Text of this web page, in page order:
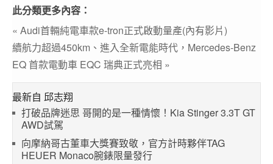
此分類更多內容：
« Audi首輛純電車款e-tron正式啟動量產(內有影片)
續航力超過450km、進入全新電能時代，Mercedes-Benz
EQ 首款電動車 EQC 瑞典正式亮相 »
最新自 邱志翔
打破品牌迷思 哥開的是一種情懷！Kia Stinger 3.3T GT
AWD試駕
向摩納哥古董車大獎賽致敬，官方計時夥伴TAG
HEUER Monaco腕錶限量發行